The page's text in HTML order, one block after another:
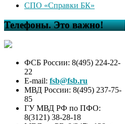
СПО «Справки БК»
Телефоны. Это важно!
ФСБ России: 8(495) 224-22-
22
E-mail: fsb@fsb.ru
МВД России: 8(495) 237-75-
85
ГУ МВД РФ по ПФО:
8(3121) 38-28-18